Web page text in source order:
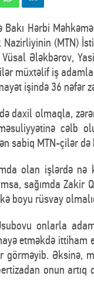
Bakı Hərbi
(MTN)
Ələkbərov,
müxtəlif iş
işində 36 nəfər
daxil olmaqla,
cəlb
sabiq MTN-çilər də
olan işlərdə
sağımda
boyu rüsvay
onlarla
etməkdə ittiham
görməyib. Əksinə,
onun